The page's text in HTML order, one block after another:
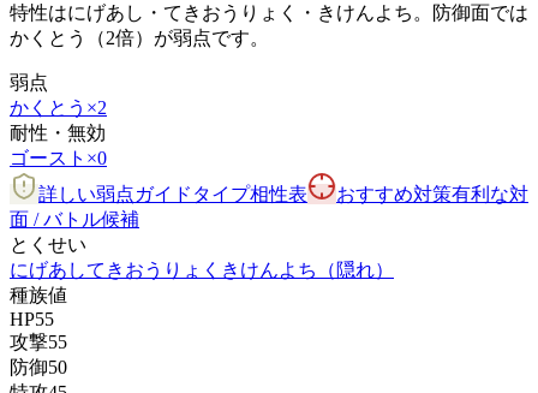
特性はにげあし・てきおうりょく・きけんよち。防御面では
かくとう（2倍）が弱点です。
弱点
かくとう ×2
耐性・無効
ゴースト ×0
詳しい弱点ガイド タイプ相性表 おすすめ対策有利な対
面 / バトル候補
とくせい
にげあしてきおうりょく きけんよち
（隠れ）
種族値
HP55
攻撃55
防御50